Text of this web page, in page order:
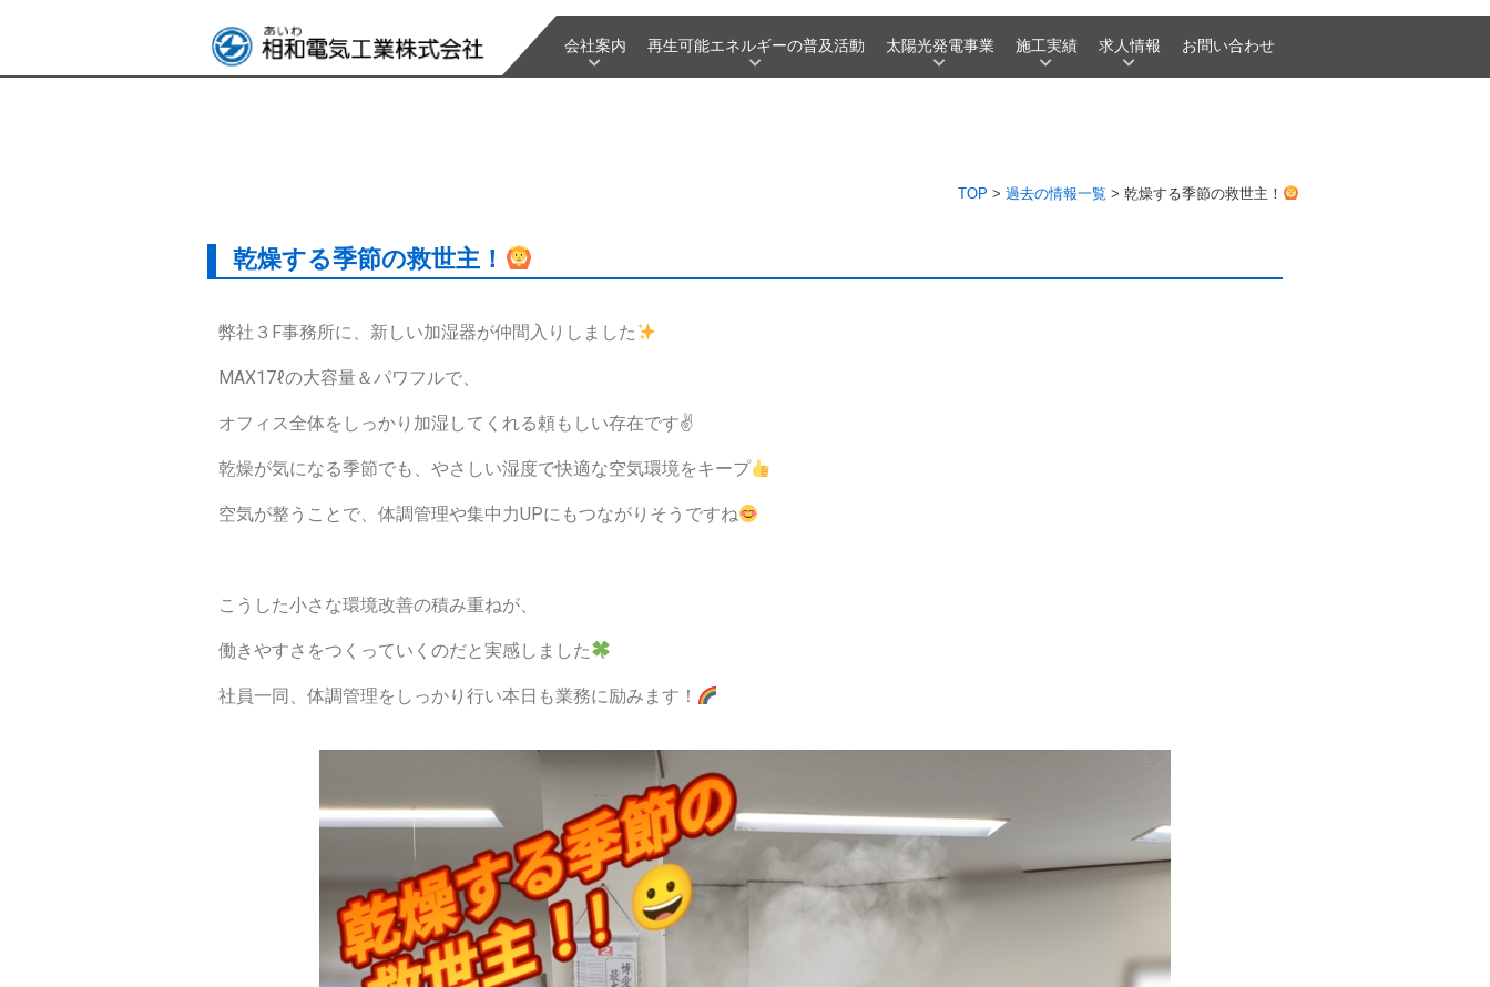
会社案内 再生可能エネルギーの普及活動 太陽光発電事業 施工実績 求人情報 お問い合わせ
TOP >過去の情報一覧 >乾燥する季節の救世主！
乾燥する季節の救世主！
弊社３F事務所に、新しい加湿器が仲間入りしました
MAX17ℓの大容量＆パワフルで、
オフィス全体をしっかり加湿してくれる頼もしい存在です✌
乾燥が気になる季節でも、やさしい湿度で快適な空気環境をキープ
空気が整うことで、体調管理や集中力UPにもつながりそうですね
こうした小さな環境改善の積み重ねが、
働きやすさをつくっていくのだと実感しました
社員一同、体調管理をしっかり行い本日も業務に励みます！